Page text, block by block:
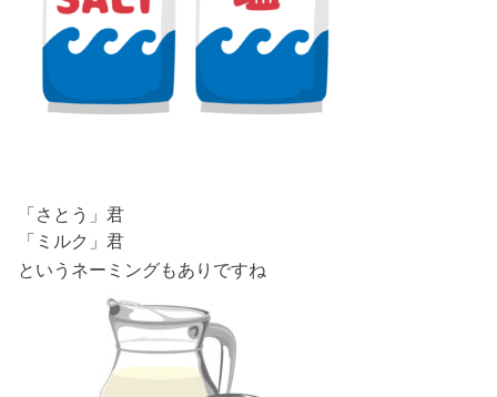
「さとう」君
「ミルク」君
というネーミングもありですね